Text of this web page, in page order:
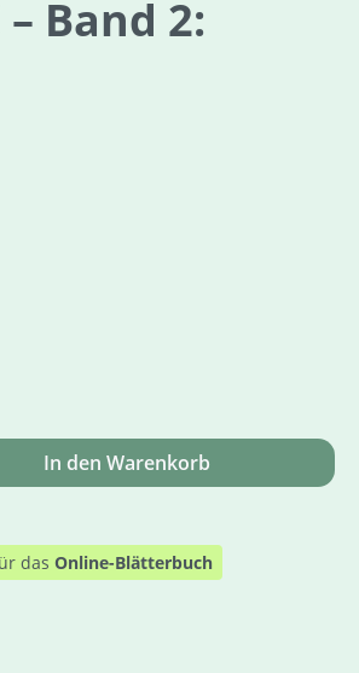
Band 2:
gewünschten Wert
In den Warenkorb
das Online-Blätterbuch